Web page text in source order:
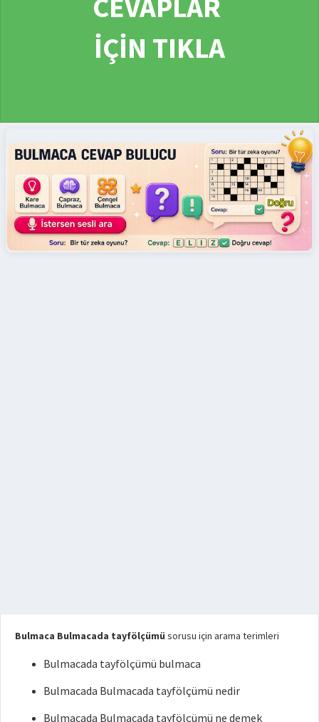
CEVAPLAR
İÇİN TIKLA
Bulmaca Bulmacada tayfölçümü sorusu için arama terimleri
Bulmacada tayfölçümü bulmaca
Bulmacada Bulmacada tayfölçümü nedir
Bulmacada Bulmacada tayfölçümü ne demek